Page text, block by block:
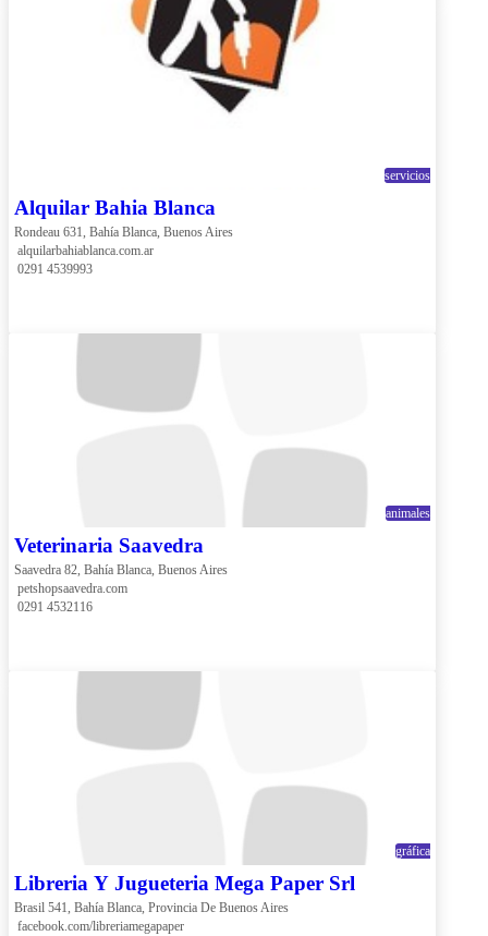
servicios
Alquilar Bahia Blanca
Rondeau 631, Bahía Blanca, Buenos Aires
alquilarbahiablanca.com.ar
0291 4539993
animales
Veterinaria Saavedra
Saavedra 82, Bahía Blanca, Buenos Aires
petshopsaavedra.com
0291 4532116
gráfica
Libreria Y Jugueteria Mega Paper Srl
Brasil 541, Bahía Blanca, Provincia De Buenos Aires
facebook.com/libreriamegapaper